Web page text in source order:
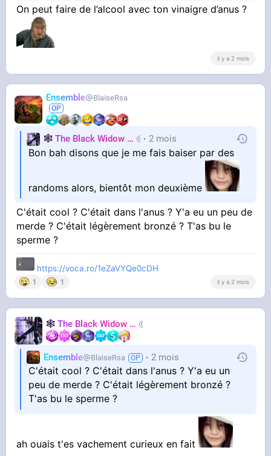
On peut faire de l’alcool avec ton vinaigre d’anus ?
il y a 2 mois
Ensemble BlaiseRsa
🕸️ The Black Widow 🕷️ Nastasya
2 mois
Bon bah disons que je me fais baiser par des
randoms alors, bientôt mon deuxième
C'était cool ? C'était dans l'anus ? Y'a eu un peu de
merde ? C'était légèrement bronzé ? T'as bu le
sperme ?
https://voca.ro/1eZaVYQe0cDH
1 1 il y a 2 mois
🕸️ The Black Widow 🕷️
Ensemble BlaiseRsa 2 mois
C'était cool ? C'était dans l'anus ? Y'a eu un
peu de merde ? C'était légèrement bronzé ?
T'as bu le sperme ?
ah ouais t'es vachement curieux en fait